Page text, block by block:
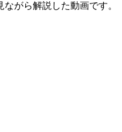
がら解説した動画です。